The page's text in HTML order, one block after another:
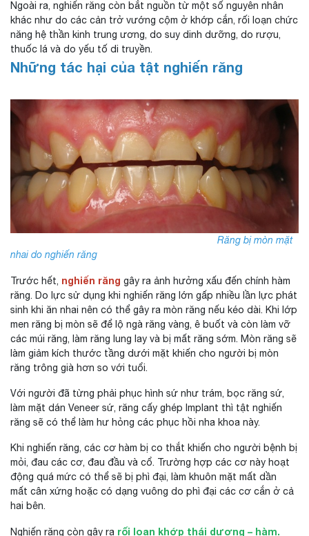
Ngoài ra, nghiến răng còn bắt nguồn từ một số nguyên nhân
khác như do các cản trở vướng cộm ở khớp cắn, rối loạn chức
năng hệ thần kinh trung ương, do suy dinh dưỡng, do rượu,
thuốc lá và do yếu tố di truyền.
Những tác hại của tật nghiến răng
Răng bị mòn mặt
nhai do nghiến răng
Trước hết, nghiến răng gây ra ảnh hưởng xấu đến chính hàm
răng. Do lực sử dụng khi nghiến răng lớn gấp nhiều lần lực phát
sinh khi ăn nhai nên có thể gây ra mòn răng nếu kéo dài. Khi lớp
men răng bị mòn sẽ để lộ ngà răng vàng, ê buốt và còn làm vỡ
các múi răng, làm răng lung lay và bị mất răng sớm. Mòn răng sẽ
làm giảm kích thước tầng dưới mặt khiến cho người bị mòn
răng trông già hơn so với tuổi.
Với người đã từng phải phục hình sứ như trám, bọc răng sứ,
làm mặt dán Veneer sứ, răng cấy ghép Implant thì tật nghiến
răng sẽ có thể làm hư hỏng các phục hồi nha khoa này.
Khi nghiến răng, các cơ hàm bị co thắt khiến cho người bệnh bị
mỏi, đau các cơ, đau đầu và cổ. Trường hợp các cơ này hoạt
động quá mức có thể sẽ bị phì đại, làm khuôn mặt mất dần
mất cân xứng hoặc có dạng vuông do phì đại các cơ cắn ở cả
hai bên.
Nghiến răng còn gây ra rối loạn khớp thái dương – hàm.